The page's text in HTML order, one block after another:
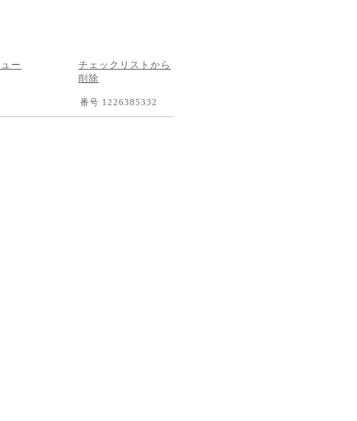
チェックリストから
削除
ー
番号 1226385332